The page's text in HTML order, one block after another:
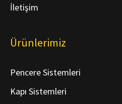
İletişim
Ürünlerimiz
Pencere Sistemleri
Kapı Sistemleri